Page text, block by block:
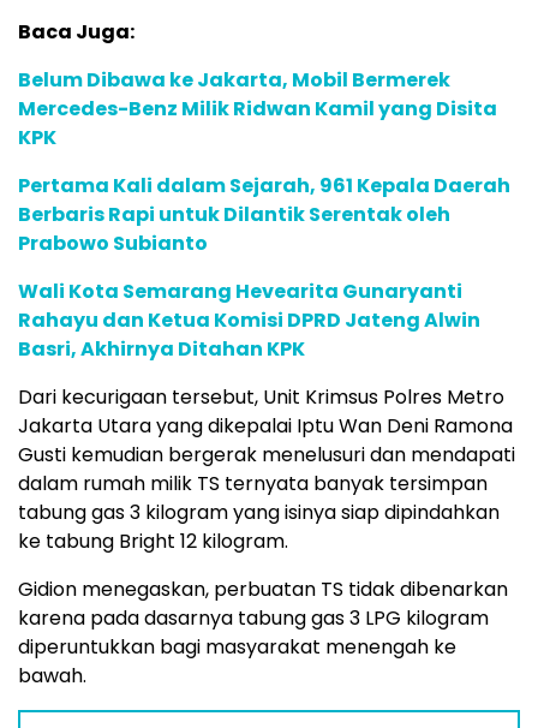
Baca Juga:
Belum Dibawa ke Jakarta, Mobil Bermerek
Mercedes-Benz Milik Ridwan Kamil yang Disita
KPK
Pertama Kali dalam Sejarah, 961 Kepala Daerah
Berbaris Rapi untuk Dilantik Serentak oleh
Prabowo Subianto
Wali Kota Semarang Hevearita Gunaryanti
Rahayu dan Ketua Komisi DPRD Jateng Alwin
Basri, Akhirnya Ditahan KPK
Dari kecurigaan tersebut, Unit Krimsus Polres Metro
Jakarta Utara yang dikepalai Iptu Wan Deni Ramona
Gusti kemudian bergerak menelusuri dan mendapati
dalam rumah milik TS ternyata banyak tersimpan
tabung gas 3 kilogram yang isinya siap dipindahkan
ke tabung Bright 12 kilogram.
Gidion menegaskan, perbuatan TS tidak dibenarkan
karena pada dasarnya tabung gas 3 LPG kilogram
diperuntukkan bagi masyarakat menengah ke
bawah.